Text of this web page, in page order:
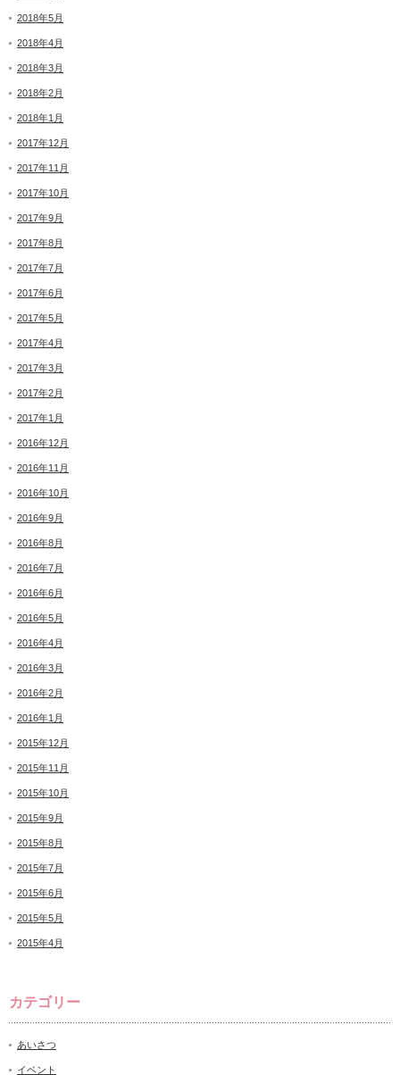
2018年5月
2018年4月
2018年3月
2018年2月
2018年1月
2017年12月
2017年11月
2017年10月
2017年9月
2017年8月
2017年7月
2017年6月
2017年5月
2017年4月
2017年3月
2017年2月
2017年1月
2016年12月
2016年11月
2016年10月
2016年9月
2016年8月
2016年7月
2016年6月
2016年5月
2016年4月
2016年3月
2016年2月
2016年1月
2015年12月
2015年11月
2015年10月
2015年9月
2015年8月
2015年7月
2015年6月
2015年5月
2015年4月
カテゴリー
あいさつ
イベント